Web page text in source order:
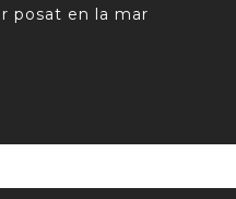
posat en la mar